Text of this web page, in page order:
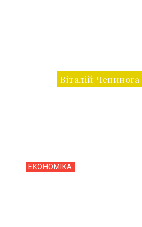
Віталій Чепинога
ЕКОНОМІКА